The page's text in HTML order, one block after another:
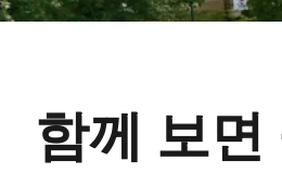
함께 보